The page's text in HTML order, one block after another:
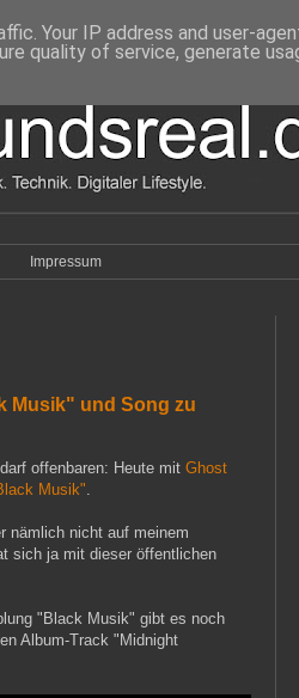
Impressum
Musik" und Song zu
offenbaren: Heute mit Ghost
Musik"
nämlich nicht auf meinem
sich ja mit dieser öffentlichen
"Black Musik" gibt es noch
Album-Track "Midnight
Your IP address and user-
quality of service, generate